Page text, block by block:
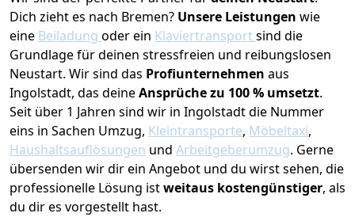
Dich zieht es nach Bremen? Unsere Leistungen wie
eine Beiladung oder ein Klaviertransportsind die
Grundlage für deinen stressfreien und reibungslosen
Neustart. Wir sind das Profiunternehmen aus
Ingolstadt, das deineAnsprüche zu 100 % umsetzt.
Seit über 1 Jahren sind wir in Ingolstadt die Nummer
eins in Sachen Umzug, Kleintransporte, Möbeltaxi,
Haushaltsauflösungen und Arbeitgeberumzug. Gerne
übersenden wir dir ein Angebot und du wirst sehen, die
professionelle Lösung istweitaus kostengünstiger, als
du dir es vorgestellt hast.